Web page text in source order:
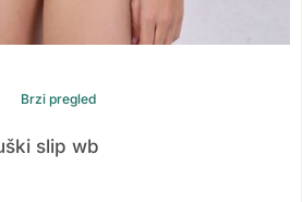
Brzi pregled
slip wb